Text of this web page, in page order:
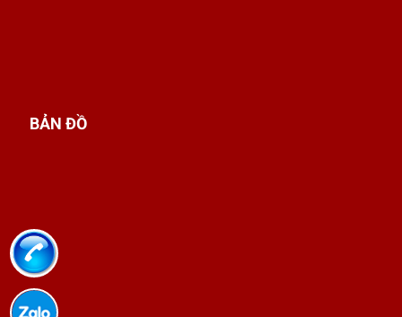
BẢN ĐỒ